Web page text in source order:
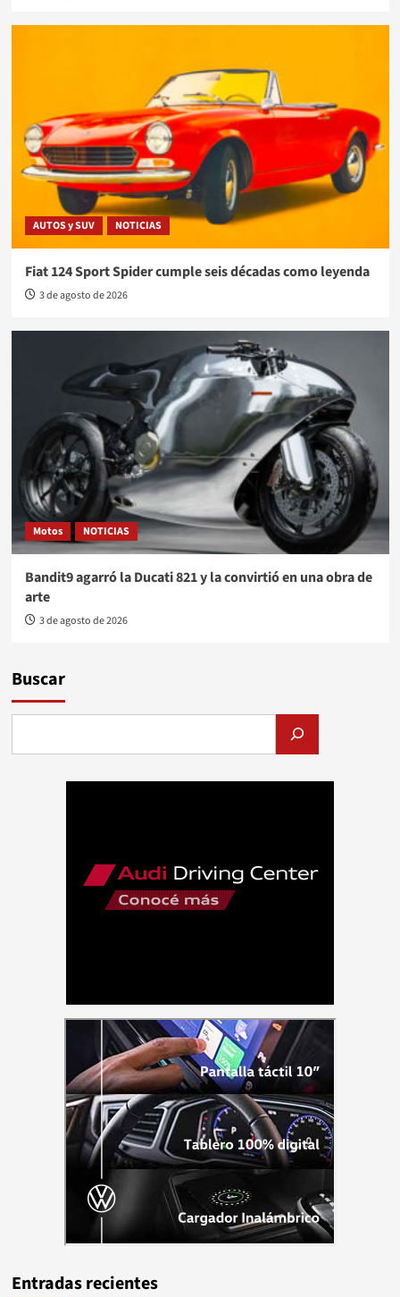
AUTOS y SUV NOTICIAS
Fiat 124 Sport Spider cumple seis décadas como leyenda
3 de agosto de 2026
Motos NOTICIAS
Bandit9 agarró la Ducati 821 y la convirtió en una obra de
arte
3 de agosto de 2026
Buscar
Entradas recientes